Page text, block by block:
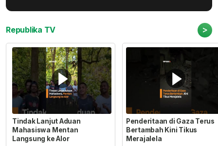
Republika TV >
Tindak Lanjut Aduan
Mahasiswa Mentan
Langsung ke Alor
Penderitaan di Gaza Terus
Bertambah Kini Tikus
Merajalela